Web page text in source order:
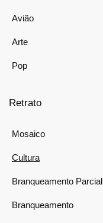
Avião
Arte
Pop
Retrato
Mosaico
Cultura
Branqueamento Parcial
Branqueamento